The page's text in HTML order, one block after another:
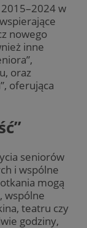
w
nowego
inne
oraz
oferująca
seniorów
i wspólne
mogą
wspólne
teatru czy
godziny,